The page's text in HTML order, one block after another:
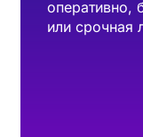
оперативно,
или срочная